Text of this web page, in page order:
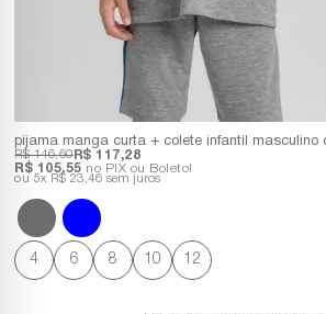
R$ 105,55 no PIX ou Boleto!
R$ 146,60R$ 117,28
5x R$ 23,46 sem juros
4 6 8 10 12